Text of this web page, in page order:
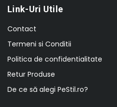
Link-Uri Utile
Contact
Termeni si Conditii
Politica de confidentialitate
Retur Produse
De ce să alegi PeStil.ro?